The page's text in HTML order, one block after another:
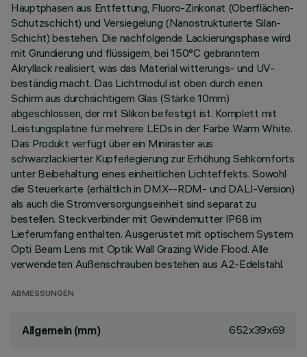
Hauptphasen aus Entfettung, Fluoro-Zinkonat (Oberflächen-
Schutzschicht) und Versiegelung (Nanostrukturierte Silan-
Schicht) bestehen. Die nachfolgende Lackierungsphase wird
mit Grundierung und flüssigem, bei 150°C gebranntem
Akryllack realisiert, was das Material witterungs- und UV-
beständig macht. Das Lichtmodul ist oben durch einen
Schirm aus durchsichtigem Glas (Stärke 10mm)
abgeschlossen, der mit Silikon befestigt ist. Komplett mit
Leistungsplatine für mehrere LEDs in der Farbe Warm White.
Das Produkt verfügt über ein Miniraster aus
schwarzlackierter Kupferlegierung zur Erhöhung Sehkomforts
unter Beibehaltung eines einheitlichen Lichteffekts. Sowohl
die Steuerkarte (erhältlich in DMX--RDM- und DALI-Version)
als auch die Stromversorgungseinheit sind separat zu
bestellen. Steckverbinder mit Gewindemutter IP68 im
Lieferumfang enthalten. Ausgerüstet mit optischem System
Opti Beam Lens mit Optik Wall Grazing Wide Flood. Alle
verwendeten Außenschrauben bestehen aus A2-Edelstahl.
ABMESSUNGEN
Allgemein (mm) 652x39x69